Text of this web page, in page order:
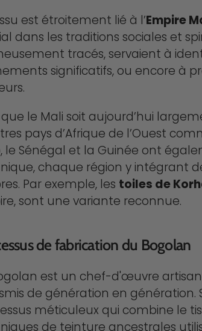
est étroitement lié à l’Empire
dans les traditions sociales et
tracés, servaient à
significatifs, ou encore à
que le Mali soit aujourd’hui
pays d’Afrique de l’Ouest
le Sénégal et la Guinée ont
chaque région y intégrant
Par exemple, les toiles de
sont une variante reconnue.
de fabrication du Bogolan
est un chef-d'œuvre
de génération en génération.
méticuleux qui combine le
de teinture ancestrales